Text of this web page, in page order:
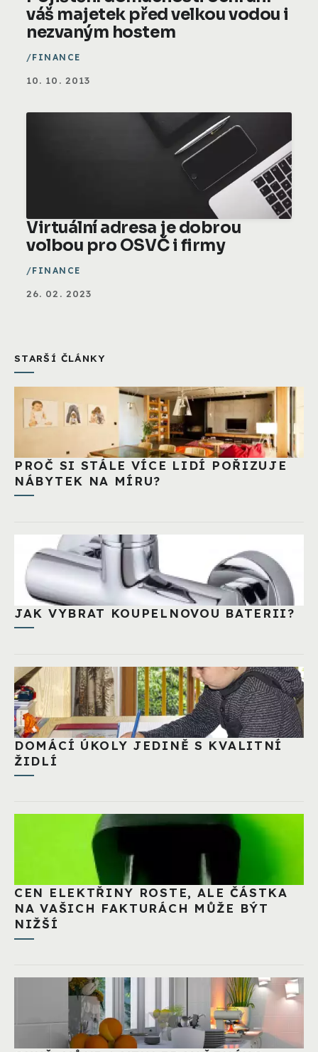
váš majetek před velkou vodou i
nezvaným hostem
FINANCE
10. 10. 2013
Virtuální adresa je dobrou
volbou pro OSVČ i firmy
FINANCE
26. 02. 2023
STARŠÍ ČLÁNKY
PROČ SI STÁLE VÍCE LIDÍ POŘIZUJE
NÁBYTEK NA MÍRU?
JAK VYBRAT KOUPELNOVOU BATERII?
DOMÁCÍ ÚKOLY JEDINĚ S KVALITNÍ
ŽIDLÍ
CEN ELEKTŘINY ROSTE, ALE ČÁSTKA
NA VAŠICH FAKTURÁCH MŮŽE BÝT
NIŽŠÍ